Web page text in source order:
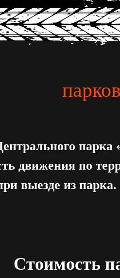
парка
движения по
выезде из парка.
Стоимость